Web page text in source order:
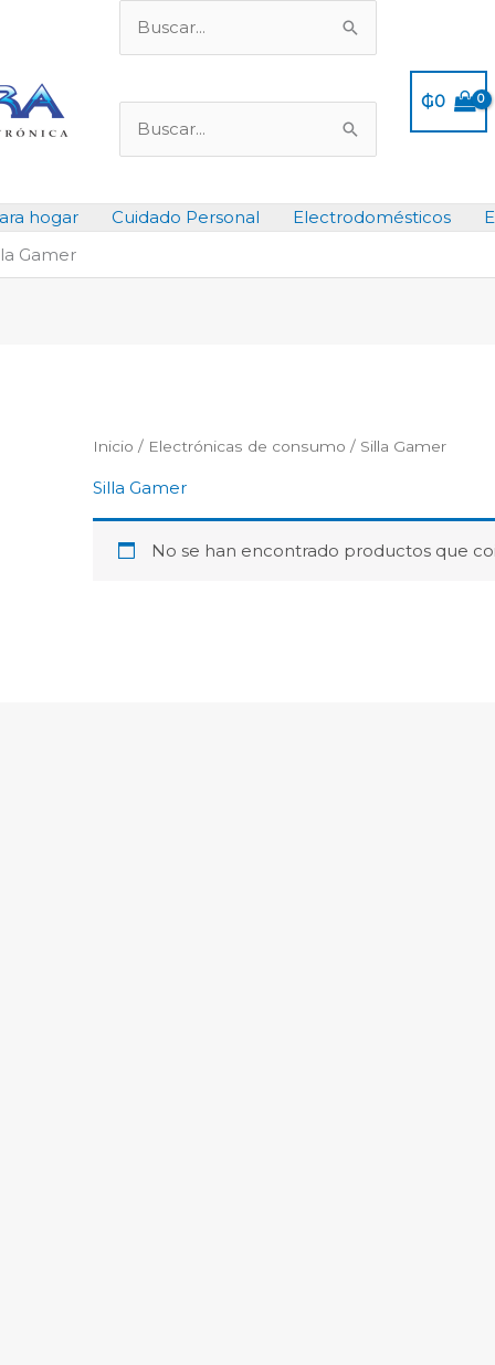
Buscar
por:
Buscar
por:
₲0
hogar Cuidado Personal Electrodomésticos
Gamer
Inicio / Electrónicas de consumo / Silla Gamer
Silla Gamer
No se han encontrado productos que